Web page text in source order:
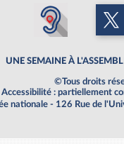
UNE SEMAINE À
©Tous droits
Accessibilité : partiellement
nationale - 126 Rue de